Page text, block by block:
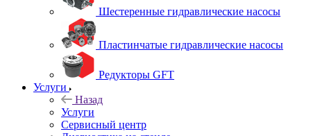
Шестеренные гидравлические насосы
Пластинчатые гидравлические насосы
Редукторы GFT
Услуги
Назад
Услуги
Сервисный центр